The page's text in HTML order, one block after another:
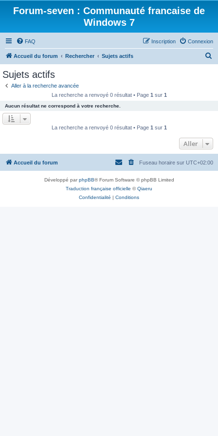
Forum-seven : Communauté francaise de
Windows 7
FAQ Connexion
Inscription
Accueil du forum Rechercher Sujets actifs
e
r
Sujets actifs
Aller à la recherche avancée
La recherche a renvoyé 0 résultat • Page 1 sur 1
Aucun résultat ne correspond à votre recherche.
La recherche a renvoyé 0 résultat • Page 1 sur 1
Aller
Accueil du forum Fuseau horaire sur UTC+02:00
Développé parphpBB® Forum Software © phpBB Limited
Traduction française officielle ©Qiaeru
Confidentialité | Conditions